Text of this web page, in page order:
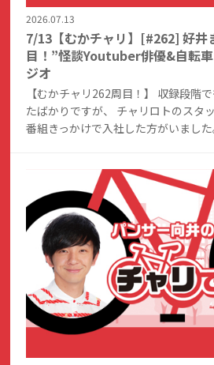
2026.07.13
7/13【むかチャリ】[#262] 好井
目！”怪談Youtuber俳優&自転
ジオ
【むかチャリ262周目！】 収録段階
たばかりですが、 チャリロトのスタ
番組きっかけで入社した方がいまし